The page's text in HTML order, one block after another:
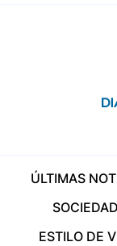
ÚLTIMAS
SOCIEDAD
ESTILO DE